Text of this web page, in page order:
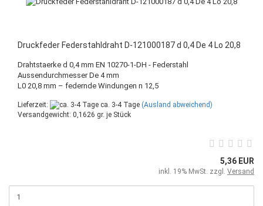
Druckfeder Federstahldraht D-121000187 d 0,4 De 4 Lo 20,8
Drahtstaerke d 0,4 mm EN 10270-1-DH - Federstahl
Aussendurchmesser De 4 mm
L0 20,8 mm – federnde Windungen n 12,5
Lieferzeit: ca. 3-4 Tage (Ausland abweichend)
Versandgewicht: 0,1626 gr. je Stück
5,36 EUR
inkl. 19% MwSt. zzgl. Versand